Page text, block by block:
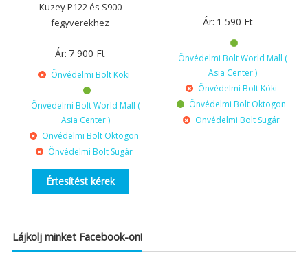
Kuzey P122 és S900
fegyverekhez
Ár: 7 900 Ft
Önvédelmi Bolt Köki
Önvédelmi Bolt World Mall (
Asia Center )
Önvédelmi Bolt Oktogon
Önvédelmi Bolt Sugár
Értesítést kérek
Ár: 1 590 Ft
Önvédelmi Bolt World Mall (
Asia Center )
Önvédelmi Bolt Köki
Önvédelmi Bolt Oktogon
Önvédelmi Bolt Sugár
Lájkolj minket Facebook-on!